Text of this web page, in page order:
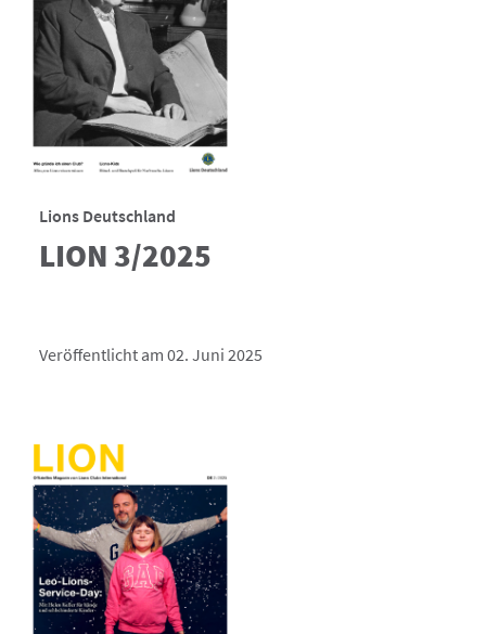
Lions Deutschland
LION 3/2025
Veröffentlicht am 02. Juni 2025